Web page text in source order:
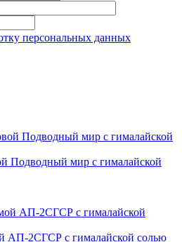
персональных данных
Подводный мир с гималайской
АП-2СГСР с гималайской солью